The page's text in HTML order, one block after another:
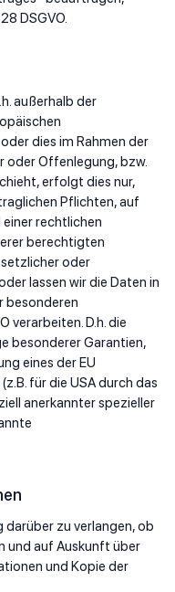
DSGVO.
außerhalb der
dies im Rahmen der
oder Offenlegung, bzw.
erfolgt dies nur,
Pflichten, auf
rechtlichen
berechtigten
oder
lassen wir die Daten in
besonderen
verarbeiten. D.h. die
besonderer Garantien,
eines der EU
für die USA durch das
anerkannter spezieller
darüber zu verlangen, ob
und auf Auskunft über
und Kopie der